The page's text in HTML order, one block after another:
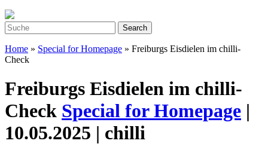
Home » Special for Homepage » Freiburgs Eisdielen im chilli-
Check
Freiburgs Eisdielen im chilli-
Check Special for Homepage |
10.05.2025 | chilli